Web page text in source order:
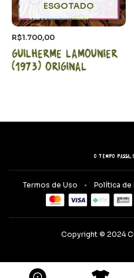
ESGOTADO
R$1.700,00
Guilherme Lamounier
(1973) Original
O tempo
Termos de Uso Política de
Copyright © 2024